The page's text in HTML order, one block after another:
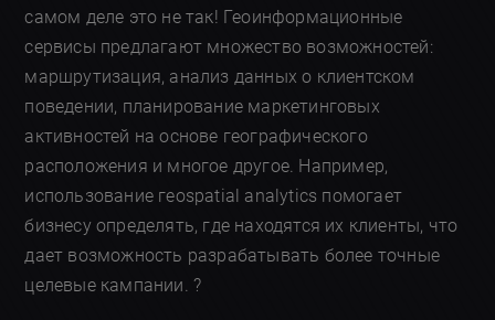
самом деле это не так! Геоинформационные
сервисы предлагают множество возможностей:
маршрутизация, анализ данных о клиентском
поведении, планирование маркетинговых
активностей на основе географического
расположения и многое другое. Например,
использование геospatial analytics помогает
бизнесу определять, где находятся их клиенты, что
дает возможность разрабатывать более точные
целевые кампании. ?